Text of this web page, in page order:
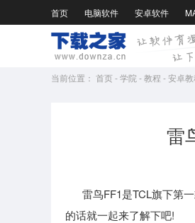
首页 电脑软件 安卓软件
当前位置： 首页-学院 -教程 -安卓教
雷
雷鸟FF1是TCL旗下第一
的话就一起来了解下吧!